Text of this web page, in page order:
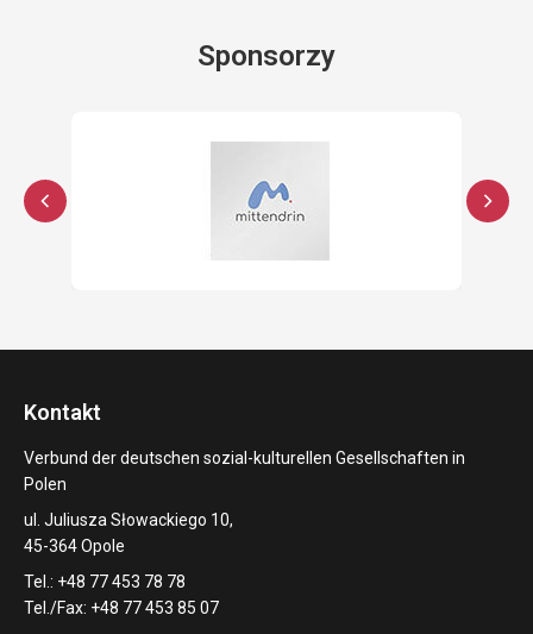
Sponsorzy
Kontakt
Verbund der deutschen sozial-kulturellen Gesellschaften in
Polen
ul. Juliusza Słowackiego 10,
45-364 Opole
Tel.: +48 77 453 78 78
Tel./Fax: +48 77 453 85 07